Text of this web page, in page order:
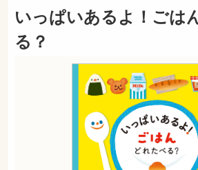
いっぱいあるよ！ごは
る？